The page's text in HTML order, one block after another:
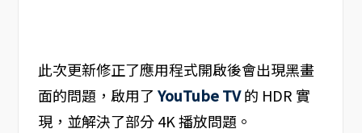
此次更新修正了應用程式開啟後會出現黑畫
面的問題，啟用了YouTube TV的 HDR 實
現，並解決了部分 4K 播放問題。